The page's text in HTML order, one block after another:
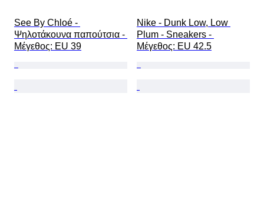
See By Chloé -
Ψηλοτάκουνα παπούτσια -
Mέγεθος: EU 39
Nike - Dunk Low, Low
Plum - Sneakers -
Mέγεθος: EU 42.5